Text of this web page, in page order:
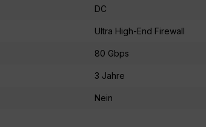
DC
Ultra High-End Firewall
80 Gbps
3 Jahre
Nein